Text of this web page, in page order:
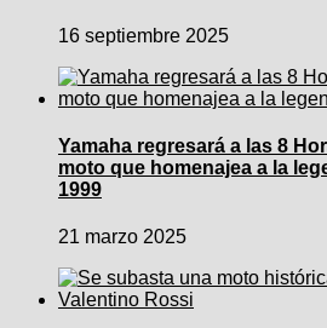
16 septiembre 2025
Yamaha regresará a las 8
moto que homenajea a la
1999
21 marzo 2025